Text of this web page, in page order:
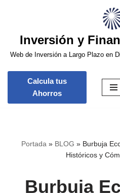
contenido
Inversión y
Web de Inversión a Largo Plazo en
Calcula tus
Ahorros
Portada » BLOG » Burbuja
Históricos y
Burbuja